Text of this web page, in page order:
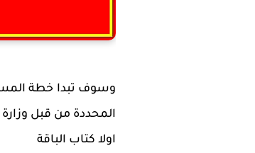
وسوف تبدا خطة
المحددة من قبل وزارة
اولا كتاب الباقة